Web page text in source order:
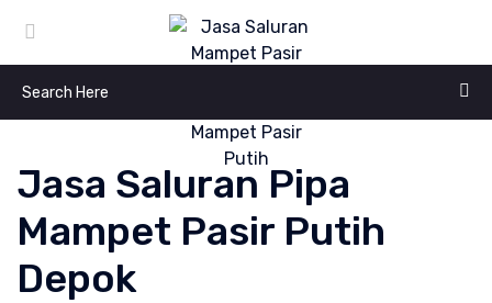
Jasa Saluran Pipa
Mampet Pasir Putih
Depok